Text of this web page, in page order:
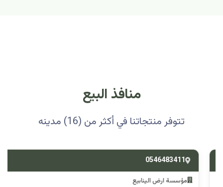
منافذ البيع
تتوفر منتجاتنا في أكثر من (16) مدينه
0546483411
مؤسسة ارض الينابيع